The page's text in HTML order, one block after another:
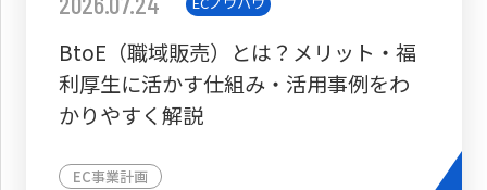
BtoE（職域販売）とは？メリット・福
利厚生に活かす仕組み・活用事例をわ
かりやすく解説
EC事業計画